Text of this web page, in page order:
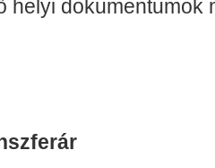
helyi dokumentumok